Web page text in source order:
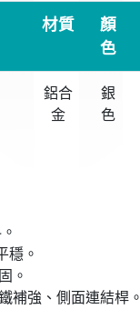
材質
顏
色
鋁合
金
銀
色
穩。
。
補強、側面連結桿。